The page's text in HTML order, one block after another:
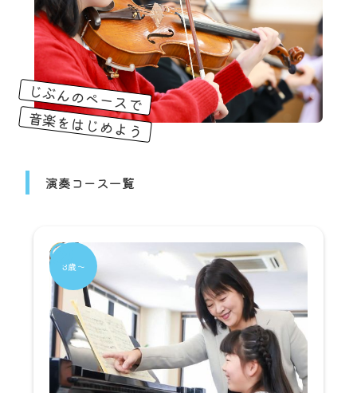
じぶんのペースで
音楽をはじめよう
演奏コース一覧
3歳～